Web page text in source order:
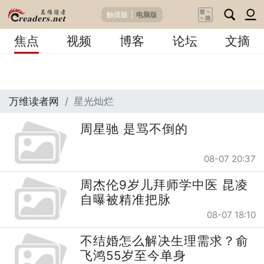
触摸版 电脑版
焦点 视频 博客 论坛 文摘
万维读者网 星光灿烂
周星驰 是骂不倒的
08-07 20:37
周杰伦9岁儿拜师学中医 昆凌
自曝被精准把脉
08-07 18:10
不结婚怎么解决生理需求？俞
飞鸿55岁至今单身